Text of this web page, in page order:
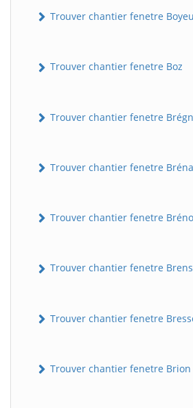
Trouver chantier fenetre
Trouver chantier fenetre Boz
Trouver chantier fenetre
Trouver chantier fenetre
Trouver chantier fenetre
Trouver chantier fenetre Brens
Trouver chantier fenetre
Trouver chantier fenetre Brion